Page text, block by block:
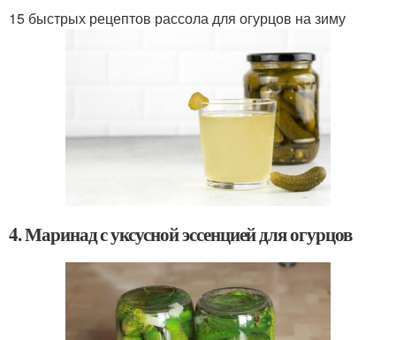
15 быстрых рецептов рассола для огурцов на зиму
4. Маринад с уксусной эссенцией для огурцов